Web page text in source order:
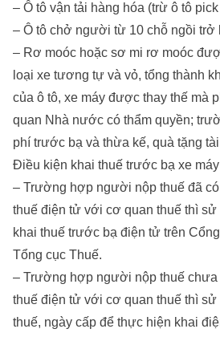
– Ô tô vận tải hàng hóa (trừ ô tô
– Ô tô chở người từ 10 chỗ ngồi trở
– Rơ moóc hoặc sơ mi rơ moóc
loại xe tương tự và vỏ, tổng thành
của ô tô, xe máy được thay thế mà
quan Nhà nước có thẩm quyền;
phí trước bạ và thừa kế, quà tặng
Điều kiện khai thuế trước bạ xe
– Trường hợp người nộp thuế đã
thuế điện tử với cơ quan thuế thì sử
khai thuế trước bạ điện tử trên
Tổng cục Thuế.
– Trường hợp người nộp thuế chưa
thuế điện tử với cơ quan thuế thì sử
thuế, ngày cấp để thực hiện khai